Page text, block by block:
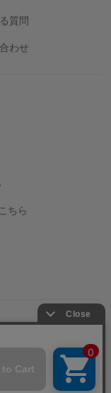
質問
わせ
ちら